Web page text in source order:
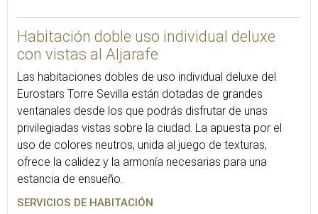
Habitación doble uso individual deluxe
con vistas al Aljarafe
Las habitaciones dobles de uso individual deluxe del
Eurostars Torre Sevilla están dotadas de grandes
ventanales desde los que podrás disfrutar de unas
privilegiadas vistas sobre la ciudad. La apuesta por el
uso de colores neutros, unida al juego de texturas,
ofrece la calidez y la armonía necesarias para una
estancia de ensueño.
SERVICIOS DE HABITACIÓN